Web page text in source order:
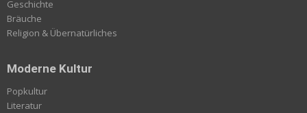
Geschichte
Bräuche
Religion & Übernatürliches
Moderne Kultur
Popkultur
Literatur